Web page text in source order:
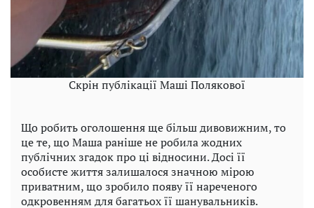
Скрін публікації Маші Полякової
Що робить оголошення ще більш дивовижним, то
це те, що Маша раніше не робила жодних
публічних згадок про ці відносини. Досі її
особисте життя залишалося значною мірою
приватним, що зробило появу її нареченого
одкровенням для багатьох її шанувальників.